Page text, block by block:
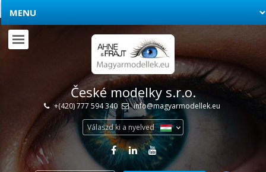
České modelky s.r.o.
+(420) 777 594 340 info@magyarmodellek.eu
Válaszd ki a nyelved